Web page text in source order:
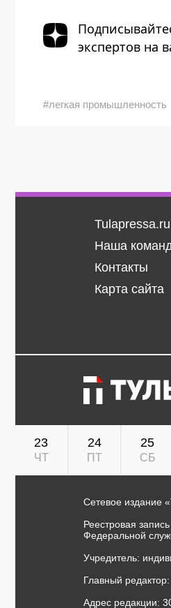
экспертов на
#легкая промышленность
Tulapressa.ru
Наша
Контакты
Карта сайта
23
ЧТ
24
ПТ
25
СБ
Сетевое издание
Реестровая
Федеральной
Учредитель:
Главный
Адрес редакции: